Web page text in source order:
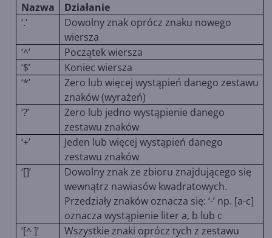
Nazwa
Działanie
‘.’
Dowolny znak oprócz znaku nowego
wiersza
‘^’
Początek wiersza
‘$’
Koniec wiersza
‘*’
Zero lub więcej wystąpień danego zestawu
znaków (wyrażeń)
‘?’
Zero lub jedno wystąpienie danego
zestawu znaków
‘+’
Jeden lub więcej wystąpień danego
zestawu znaków
‘[]’
Dowolny znak ze zbioru znajdującego się
wewnątrz nawiasów kwadratowych.
Przedziały znaków oznacza się: ‘-’ np. [a-c]
oznacza wystąpienie liter a, b lub c
‘[^ ]’
Wszystkie znaki oprócz tych z zestawu